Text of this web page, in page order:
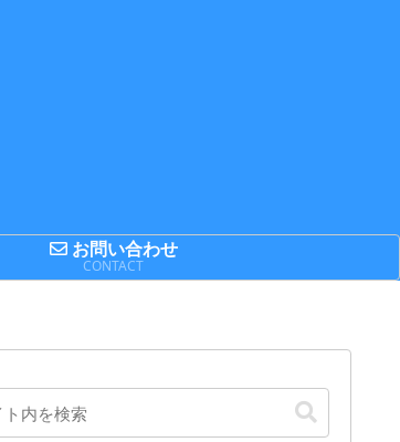
お問い合わせ
CONTACT